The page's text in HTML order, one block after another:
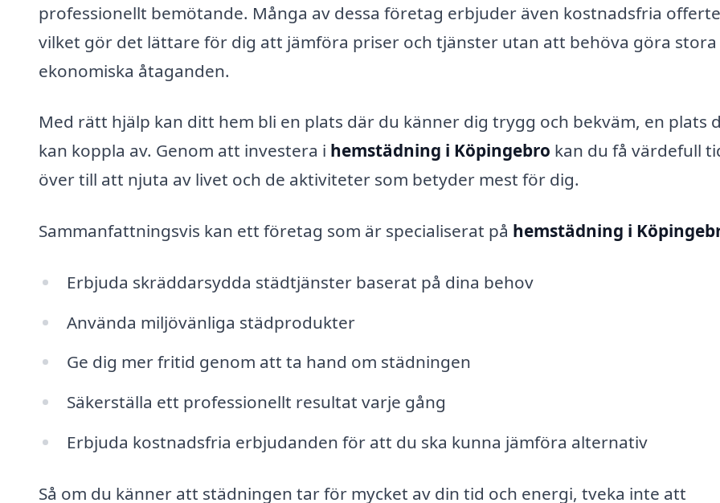
professionellt bemötande. Många av dessa företag erbjuder även kostnadsfria
vilket gör det lättare för dig att jämföra priser och tjänster utan att behöva göra stora
ekonomiska åtaganden.
Med rätt hjälp kan ditt hem bli en plats där du känner dig trygg och bekväm, en plats
kan koppla av. Genom att investera i hemstädning i Köpingebro kan du få värdefull
över till att njuta av livet och de aktiviteter som betyder mest för dig.
Sammanfattningsvis kan ett företag som är specialiserat på hemstädning i
Erbjuda skräddarsydda städtjänster baserat på dina behov
Använda miljövänliga städprodukter
Ge dig mer fritid genom att ta hand om städningen
Säkerställa ett professionellt resultat varje gång
Erbjuda kostnadsfria erbjudanden för att du ska kunna jämföra alternativ
Så om du känner att städningen tar för mycket av din tid och energi, tveka inte att